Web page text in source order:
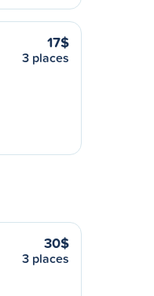
17$
3 places
30$
3 places